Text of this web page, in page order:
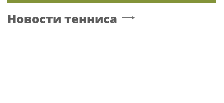
Новости тенниса